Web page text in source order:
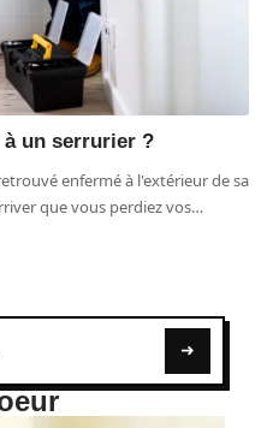
à un serrurier ?
enfermé à l'extérieur de sa
que vous perdiez vos…